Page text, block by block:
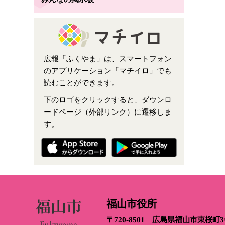
広報「ふくやま」は、スマートフォン
のアプリケーション「マチイロ」でも
読むことができます。
下のロゴをクリックすると、ダウンロ
ードページ（外部リンク）に遷移しま
す。
福山市役所
〒720-8501 広島県福山市東桜町